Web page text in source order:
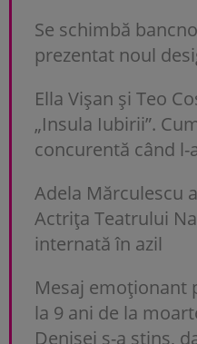
Se schimbă
prezentat noul
Ella Vișan și Teo
„Insula Iubirii”.
concurentă când l-
Adela Mărculescu
Actrița Teatrului
internată în azil
Mesaj emoționant
la 9 ani de la
Denisei s-a stins,